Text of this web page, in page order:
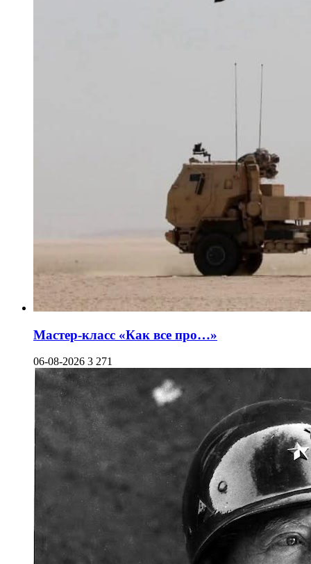
Мастер-класс «Как все про…»
06-08-2026 3 271